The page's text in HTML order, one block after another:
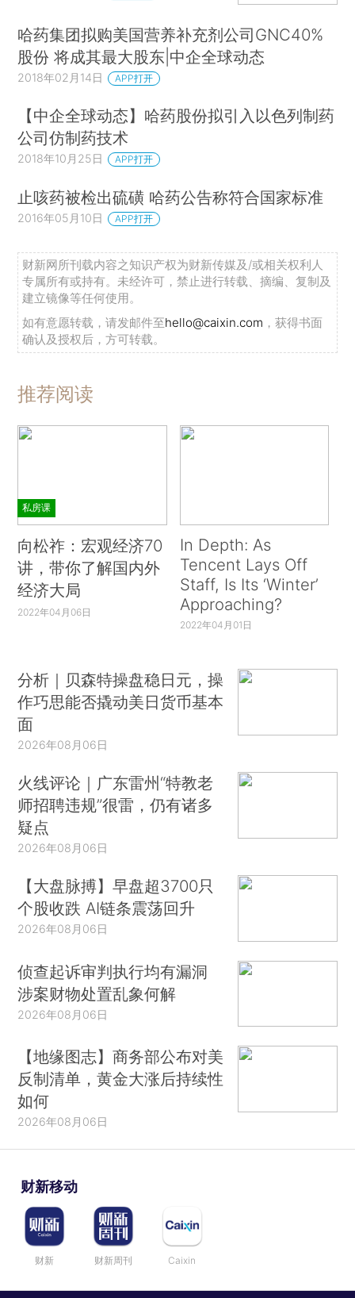
哈药集团拟购美国营养补充剂公司GNC40%
股份 将成其最大股东|中企全球动态
2018年02月14日 APP打开
【中企全球动态】哈药股份拟引入以色列制药
公司仿制药技术
2018年10月25日 APP打开
止咳药被检出硫磺 哈药公告称符合国家标准
2016年05月10日 APP打开
财新网所刊载内容之知识产权为财新传媒及/或相关权利人
专属所有或持有。未经许可，禁止进行转载、摘编、复制及
建立镜像等任何使用。
如有意愿转载，请发邮件至hello@caixin.com ，获得书面
确认及授权后，方可转载。
推荐阅读
私房课
向松祚：宏观经济70
讲，带你了解国内外
经济大局
2022年04月06日
In Depth: As
Tencent Lays Off
Staff, Is Its ‘Winter’
Approaching?
2022年04月01日
分析｜贝森特操盘稳日元，操
作巧思能否撬动美日货币基本
面
2026年08月06日
火线评论｜广东雷州“特教老
师招聘违规”很雷，仍有诸多
疑点
2026年08月06日
【大盘脉搏】早盘超3700只
个股收跌 AI链条震荡回升
2026年08月06日
侦查起诉审判执行均有漏洞
涉案财物处置乱象何解
2026年08月06日
【地缘图志】商务部公布对美
反制清单，黄金大涨后持续性
如何
2026年08月06日
财新移动
财新 财新周刊 Caixin